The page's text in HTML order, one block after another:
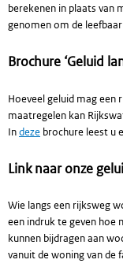
berekenen in plaats van
genomen om de
Brochure ‘Geluid
Hoeveel geluid mag een
maatregelen kan
Indeze brochure leest u
Link naar onze
Wie langs een rijksweg
een indruk te geven hoe
kunnen bijdragen aan
vanuit de woning van de